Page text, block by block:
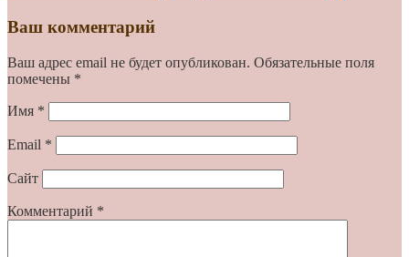
Ваш комментарий
Ваш адрес email не будет опубликован. Обязательные поля
помечены *
Имя *
Email *
Сайт
Комментарий *